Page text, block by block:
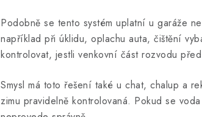
Podobně se tento systém uplatní u garáže
například při úklidu, oplachu auta, čištění
kontrolovat, jestli venkovní část rozvodu
Smysl má toto řešení také u chat, chalup a
zimu pravidelně kontrolovaná. Pokud se